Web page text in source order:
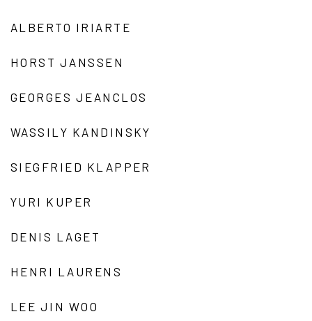
ALBERTO IRIARTE
HORST JANSSEN
GEORGES JEANCLOS
WASSILY KANDINSKY
SIEGFRIED KLAPPER
YURI KUPER
DENIS LAGET
HENRI LAURENS
LEE JIN WOO